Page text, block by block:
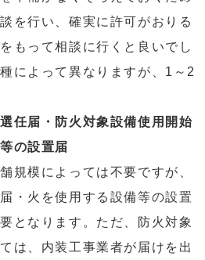
を行い、確実に許可がおりる
もって相談に行くと良いでし
によって異なりますが、1～2
任届・防火対象設備使用開始
の設置届
規模によっては不要ですが、
・火を使用する設備等の設置
となります。ただ、防火対象
は、内装工事業者が届けを出